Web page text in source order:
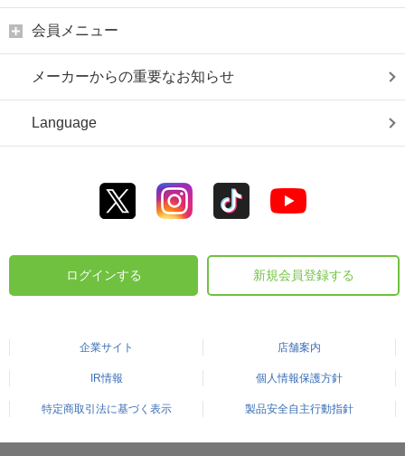
会員メニュー
メーカーからの重要なお知らせ
Language
ログインする 新規会員登録する
企業サイト 店舗案内
IR情報 個人情報保護方針
特定商取引法に基づく表示 製品安全自主行動指針